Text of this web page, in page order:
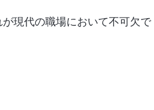
現代の職場において不可欠で